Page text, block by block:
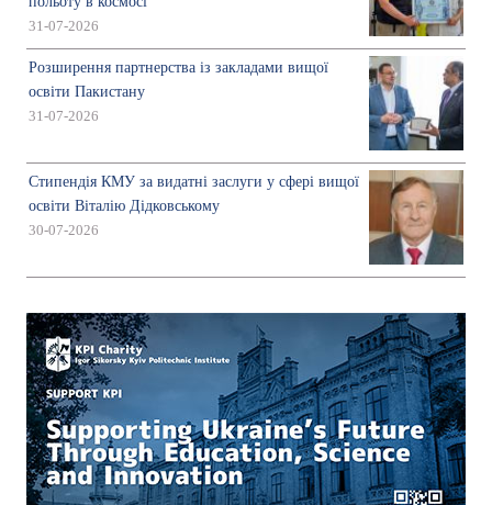
31-07-2026
Розширення партнерства із закладами вищої
освіти Пакистану
31-07-2026
Стипендія КМУ за видатні заслуги у сфері вищої
освіти Віталію Дідковському
30-07-2026